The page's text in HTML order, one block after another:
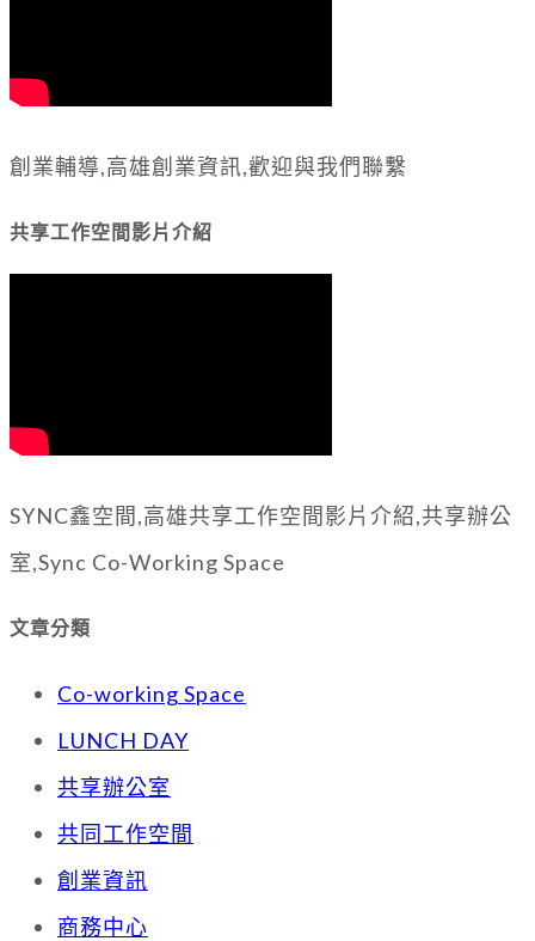
創業輔導,高雄創業資訊,歡迎與我們聯繫
共享工作空間影片介紹
SYNC鑫空間,高雄共享工作空間影片介紹,共享辦公
室,Sync Co-Working Space
文章分類
Co-working Space
LUNCH DAY
共享辦公室
共同工作空間
創業資訊
商務中心